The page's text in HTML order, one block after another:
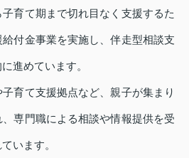
育て期まで切れ目なく支援するた
付金事業を実施し、伴走型相談支
進めています。
育て支援拠点など、親子が集まり
専門職による相談や情報提供を受
います。